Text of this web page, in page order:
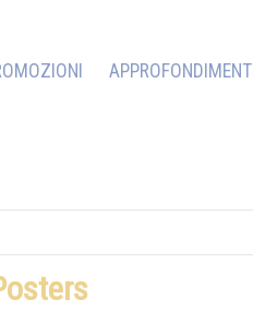
APPROFONDIMENTI